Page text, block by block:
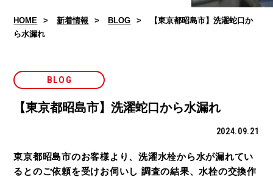
HOME 新着情報 BLOG
【東京都昭島市】洗濯蛇口か
ら水漏れ
BLOG
【東京都昭島市】洗濯蛇口から水漏れ
2024.09.21
東京都昭島市のお客様より、洗濯水栓から水が漏れてい
るとのご依頼を受けお伺いし 調査の結果、水栓の交換作